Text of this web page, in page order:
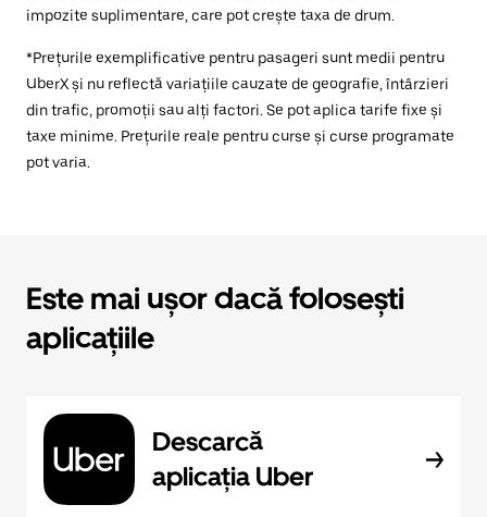
impozite suplimentare, care pot crește taxa de drum.
*Prețurile exemplificative pentru pasageri sunt medii pentru
UberX și nu reflectă variațiile cauzate de geografie, întârzieri
din trafic, promoții sau alți factori. Se pot aplica tarife fixe și
taxe minime. Prețurile reale pentru curse și curse programate
pot varia.
Este mai ușor dacă folosești
aplicațiile
Descarcă
aplicația Uber